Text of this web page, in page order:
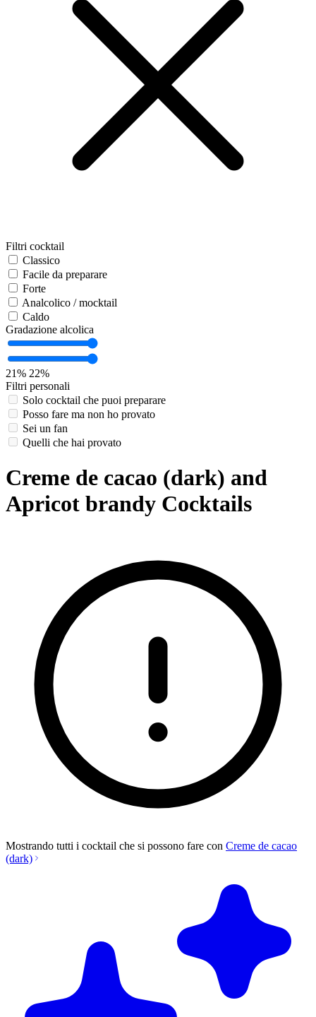
Filtri cocktail
Classico
Facile da preparare
Forte
Analcolico / mocktail
Caldo
Gradazione alcolica
21% 22%
Filtri personali
Solo cocktail che puoi preparare
Posso fare ma non ho provato
Sei un fan
Quelli che hai provato
Creme de cacao (dark) and
Apricot brandy Cocktails
Mostrando tutti i cocktail che si possono fare con Creme de cacao
(dark)